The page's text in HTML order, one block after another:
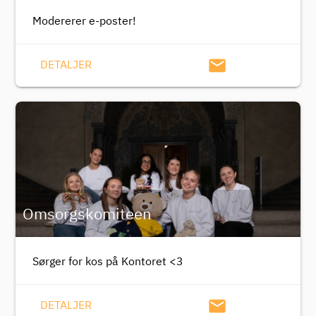
Modererer e-poster!
DETALJER email
Omsorgskomiteen
Sørger for kos på Kontoret <3
DETALJER email